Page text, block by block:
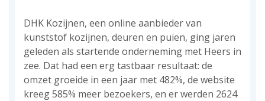
DHK Kozijnen, een online aanbieder van
kunststof kozijnen, deuren en puien, ging jaren
geleden als startende onderneming met Heers in
zee. Dat had een erg tastbaar resultaat: de
omzet groeide in een jaar met 482%, de website
kreeg 585% meer bezoekers, en er werden 2624